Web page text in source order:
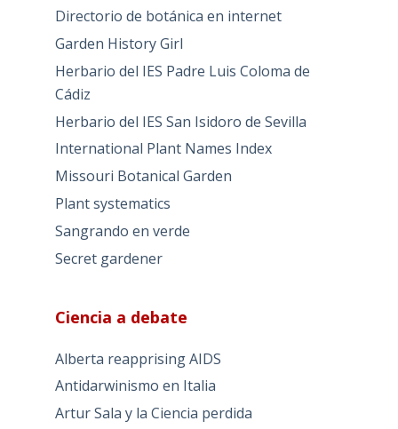
Directorio de botánica en internet
Garden History Girl
Herbario del IES Padre Luis Coloma de
Cádiz
Herbario del IES San Isidoro de Sevilla
International Plant Names Index
Missouri Botanical Garden
Plant systematics
Sangrando en verde
Secret gardener
Ciencia a debate
Alberta reapprising AIDS
Antidarwinismo en Italia
Artur Sala y la Ciencia perdida